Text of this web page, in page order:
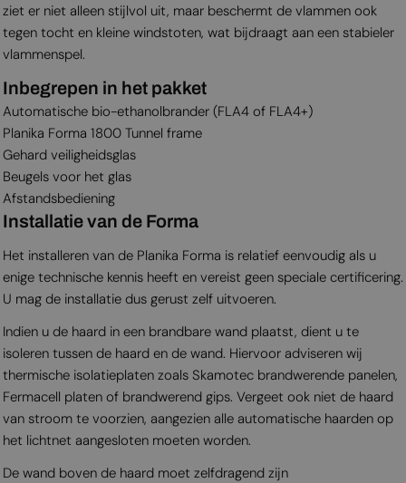
ziet er niet alleen stijlvol uit, maar beschermt de vlammen ook
tegen tocht en kleine windstoten, wat bijdraagt aan een stabieler
vlammenspel.
Inbegrepen in het pakket
Automatische bio-ethanolbrander (FLA4 of FLA4+)
Planika Forma 1800 Tunnel frame
Gehard veiligheidsglas
Beugels voor het glas
Afstandsbediening
Installatie van de Forma
Het installeren van de Planika Forma is relatief eenvoudig als u
enige technische kennis heeft en vereist geen speciale certificering.
U mag de installatie dus gerust zelf uitvoeren.
Indien u de haard in een brandbare wand plaatst, dient u te
isoleren tussen de haard en de wand. Hiervoor adviseren wij
thermische isolatieplaten zoals Skamotec brandwerende panelen,
Fermacell platen of brandwerend gips. Vergeet ook niet de haard
van stroom te voorzien, aangezien alle automatische haarden op
het lichtnet aangesloten moeten worden.
De wand boven de haard moet zelfdragend zijn